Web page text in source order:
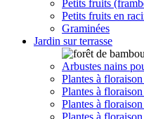
Petits fruits
Petits fruits en
Graminées
Jardin sur terrasse
Arbustes nains
Plantes à
Plantes à
Plantes à
Plantes à